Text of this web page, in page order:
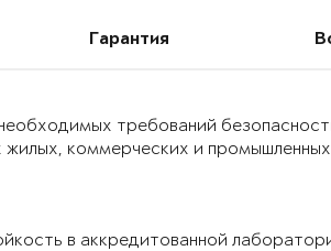
Гарантия
требований
коммерческих и
в аккредитованной